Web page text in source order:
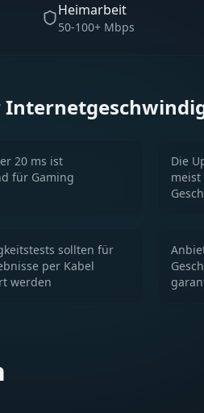
Heimarbeit
50-100+ Mbps
20 ms ist
für Gaming
Die
sollten für
per Kabel
werden